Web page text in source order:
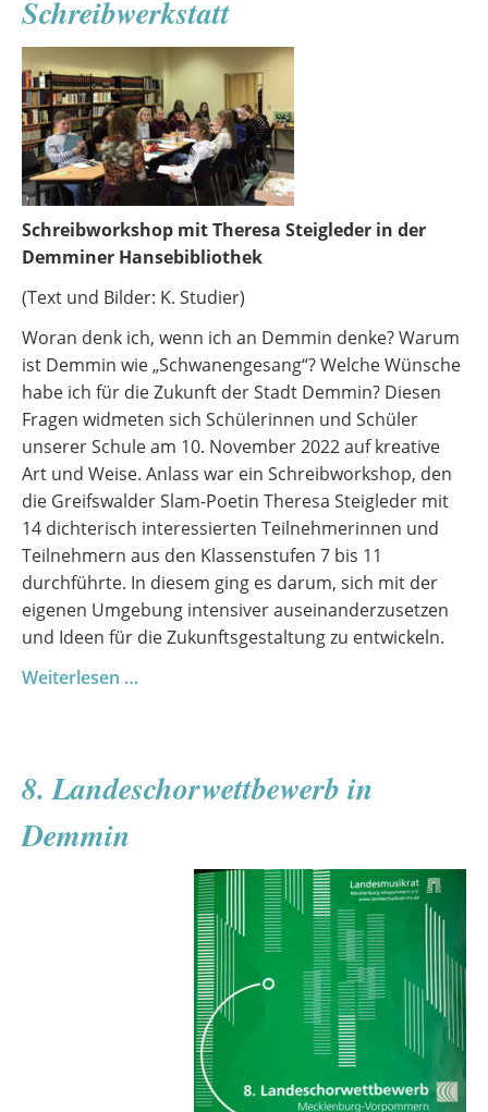
Rosin
Schreibwerkstatt
Schreibworkshop mit Theresa Steigleder in der
Demminer Hansebibliothek
(Text und Bilder: K. Studier)
Woran denk ich, wenn ich an Demmin denke? Warum
ist Demmin wie „Schwanengesang“? Welche Wünsche
habe ich für die Zukunft der Stadt Demmin? Diesen
Fragen widmeten sich Schülerinnen und Schüler
unserer Schule am 10. November 2022 auf kreative
Art und Weise. Anlass war ein Schreibworkshop, den
die Greifswalder Slam-Poetin Theresa Steigleder mit
14 dichterisch interessierten Teilnehmerinnen und
Teilnehmern aus den Klassenstufen 7 bis 11
durchführte. In diesem ging es darum, sich mit der
eigenen Umgebung intensiver auseinanderzusetzen
und Ideen für die Zukunftsgestaltung zu entwickeln.
Weiterlesen …
8. Landeschorwettbewerb in
Demmin